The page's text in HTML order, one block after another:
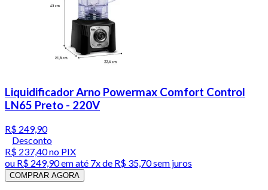
Liquidificador Arno Powermax Comfort Control
LN65 Preto - 220V
R$ 249,90
Desconto
R$ 237,40no PIX
ou R$ 249,90em até 7x de R$ 35,70 sem juros
COMPRAR AGORA